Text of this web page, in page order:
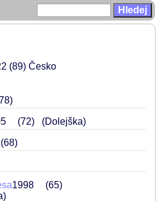
(89) Česko
72 (Dolejška)
68
1998
65